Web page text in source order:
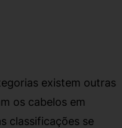
existem outras
os cabelos em
classificações se